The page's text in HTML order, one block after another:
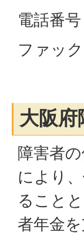
電話番
ファッ
大阪府
障害者
により
ること
者年金